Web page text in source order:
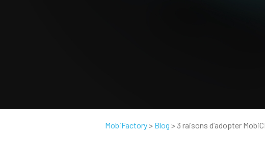
MobiFactory> Blog >3 raisons d’adopter